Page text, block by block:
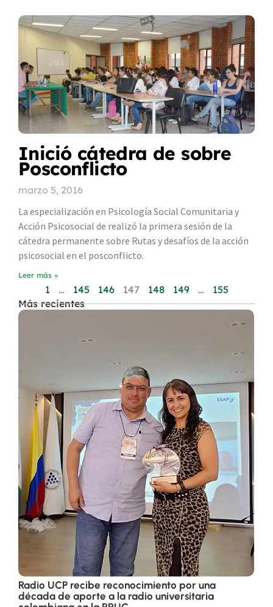
Inició cátedra de sobre
Posconflicto
marzo 5, 2016
La especialización en Psicología Social Comunitaria y
Acción Psicosocial de realizó la primera sesión de la
cátedra permanente sobre Rutas y desafíos de la acción
psicosocial en el posconflicto.
Leer más »
1 … 145 146 147 148 149 …
155
Más recientes
Radio UCP recibe reconocimiento por una
década de aporte a la radio universitaria